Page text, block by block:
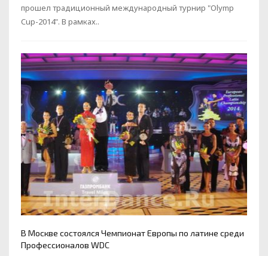
прошел традиционный международный турнир "Olymp
Cup-2014". В рамках..
В Москве состоялся Чемпионат Европы по латине среди
Профессионалов WDC